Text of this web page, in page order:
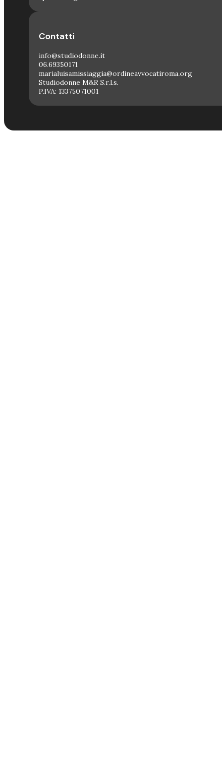
Contatti
info@studiodonne.it
06.69350171
marialuisamissiaggia@ordineavvocatiroma.org
Studiodonne M&R S.r.l.s.
P.IVA: 13375071001